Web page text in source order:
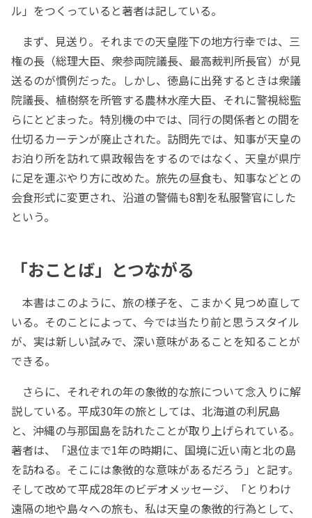
ル」をつくっていると著者は記している。
まず、見送り。それまでの天皇陛下の地方行幸では、三
権の長（総理大臣、衆参両院議長、最高裁判所長官）が見
送るのが慣例だった。しかし、徳島に出発するときは衆議
院議長、植樹祭を所管する農林水産大臣、それに警視総監
らにとどまった。特別機の中では、同行の関係者との間を
仕切るカーテンが廃止された。訪問先では、知事が天皇の
お泊り所を訪れて県政報告をするのではなく、天皇が県庁
に足を運ぶやり方に改めた。旅先の昼食も、知事などとの
会食形式に変更され、沿道の警備も8割を私服警官にした
という。
「おことば」とつながる
本書はこのように、旅の様子を、こまかく見つめ直して
いる。そのことによって、今では当たり前と思うスタイル
が、実は新しい試みで、深い意味があることを知ることが
できる。
さらに、それぞれの年の象徴的な旅について念入りに解
説している。平成30年の旅としては、北海道の利尻島
と、沖縄の与那国島を訪れたことが取り上げられている。
著者は、「退位まで1年の時期に、国境に近い南と北の島
を訪ねる。そこには象徴的な意味があるだろう」と記す。
そして改めて平成28年のビデオメッセージ、「とりわけ
遠隔の地や島々への旅も、私は天皇の象徴的行為として、